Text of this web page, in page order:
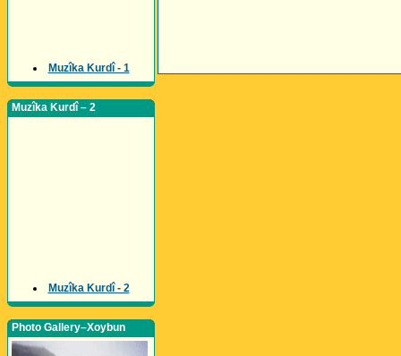
Muzîka Kurdî - 1
Muzîka Kurdî – 2
Muzîka Kurdî - 2
Photo Gallery–Xoybun